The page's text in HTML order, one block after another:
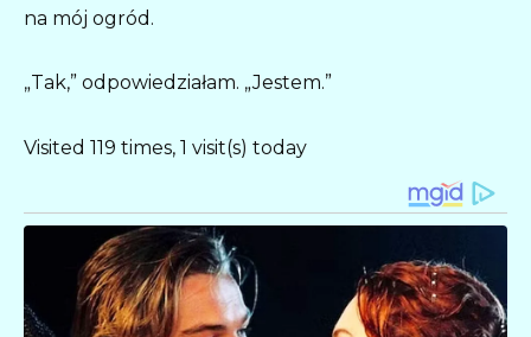
na mój ogród.
„Tak,” odpowiedziałam. „Jestem.”
Visited 119 times, 1 visit(s) today